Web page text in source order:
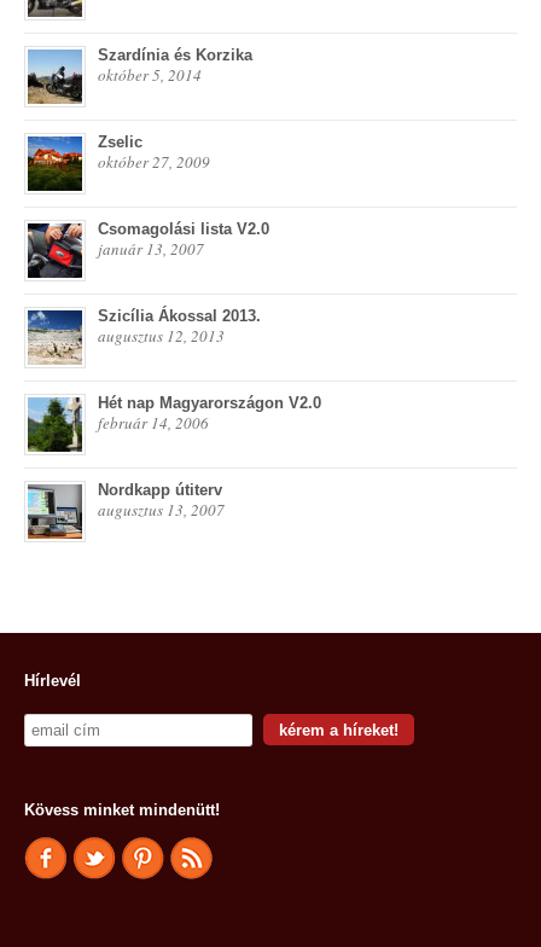
Szardínia és Korzika
október 5, 2014
Zselic
október 27, 2009
Csomagolási lista V2.0
január 13, 2007
Szicília Ákossal 2013.
augusztus 12, 2013
Hét nap Magyarországon V2.0
február 14, 2006
Nordkapp útiterv
augusztus 13, 2007
Hírlevél
Kövess minket mindenütt!